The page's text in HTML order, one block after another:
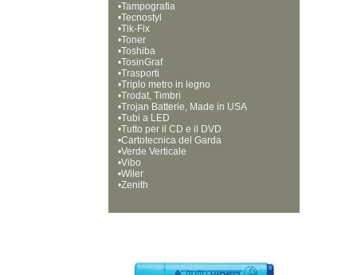
•Tampografia
•Tecnostyl
•Tik-Fix
•Toner
•Toshiba
•TosinGraf
•Trasporti
•Triplo metro in legno
•Trodat, Timbri
•Trojan Batterie, Made in USA
•Tubi a LED
•Tutto per il CD e il DVD
•Cartotecnica del Garda
•Verde Verticale
•Vibo
•Wiler
•Zenith